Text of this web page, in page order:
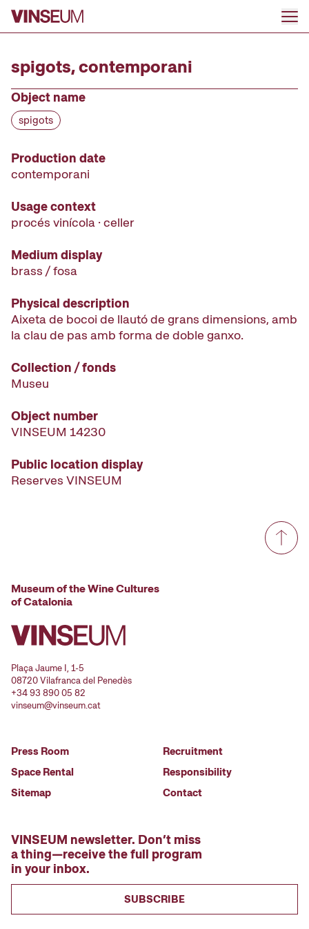
Go to content
spigots, contemporani
Object name
spigots
Production date
contemporani
Usage context
procés vinícola · celler
Medium display
brass / fosa
Physical description
Aixeta de bocoi de llautó de grans dimensions, amb
la clau de pas amb forma de doble ganxo.
Collection / fonds
Museu
Object number
VINSEUM 14230
Public location display
Reserves VINSEUM
Museum of the Wine Cultures
of Catalonia
Plaça Jaume I, 1-5
08720 Vilafranca del Penedès
+34 93 890 05 82
vinseum@vinseum.cat
Press Room
Space Rental
Sitemap
Recruitment
Responsibility
Contact
VINSEUM newsletter. Don’t miss
a thing—receive the full program
in your inbox.
SUBSCRIBE